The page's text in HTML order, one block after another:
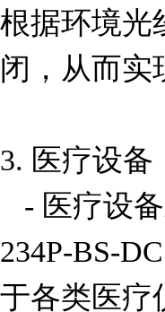
根据环境光
闭，从而实
3. 医疗设备
234P-BS-
于各类医疗